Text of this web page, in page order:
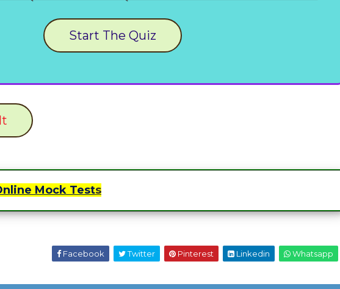
Start The Quiz
Mock Tests
Facebook Twitter Pinterest Linkedin Whatsapp